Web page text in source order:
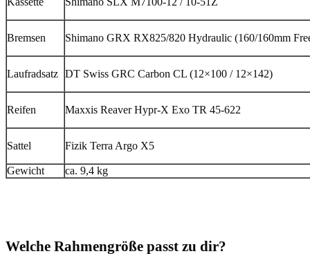
Bremsen Shimano GRX RX825/820 Hydraulic (160/160mm
Laufradsatz DT Swiss GRC Carbon CL (12×100 / 12×142)
Reifen Maxxis Reaver Hypr-X Exo TR 45-622
Sattel Fizik Terra Argo X5
Gewicht ca. 9,4 kg
Welche Rahmengröße passt zu dir?